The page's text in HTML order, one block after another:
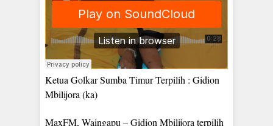
Ketua Golkar Sumba Timur Terpilih : Gidion
Mbilijora (ka)
MaxFM, Waingapu – Gidion Mbilijora terpilih